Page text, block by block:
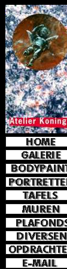
e-mail jkoni